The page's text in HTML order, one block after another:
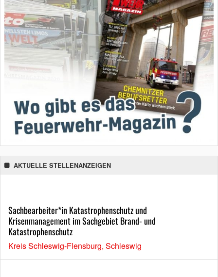
AKTUELLE STELLENANZEIGEN
Sachbearbeiter*in Katastrophenschutz und
Krisenmanagement im Sachgebiet Brand- und
Katastrophenschutz
Kreis Schleswig-Flensburg, Schleswig